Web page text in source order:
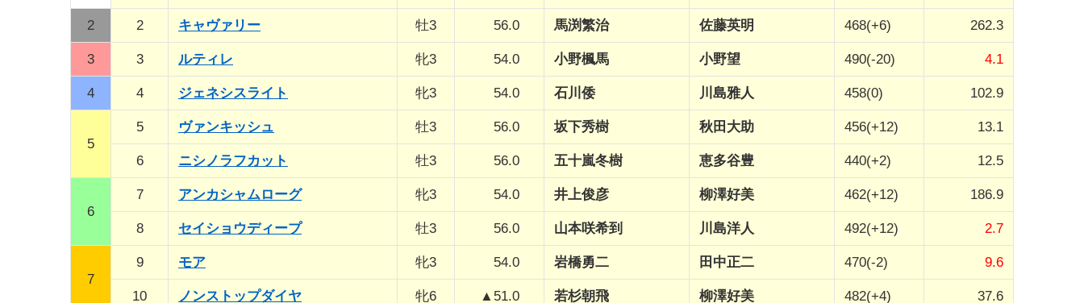
2 2 キャヴァリー 牡3 56.0 馬渕繁治 佐藤英明 468(+6) 262.3
3 3 ルティレ 牝3 54.0 小野楓馬 小野望 490(-20) 4.1
4 4 ジェネシスライト 牝3 54.0 石川倭 川島雅人 458(0) 102.9
5
5 ヴァンキッシュ 牡3 56.0 坂下秀樹 秋田大助 456(+12) 13.1
6 ニシノラフカット 牡3 56.0 五十嵐冬樹 恵多谷豊 440(+2) 12.5
6
7 アンカシャムローグ 牝3 54.0 井上俊彦 柳澤好美 462(+12) 186.9
8 セイショウディープ 牡3 56.0 山本咲希到 川島洋人 492(+12) 2.7
7
9 モア 牝3 54.0 岩橋勇二 田中正二 470(-2) 9.6
10 ノンストップダイヤ 牝6 ▲51.0 若杉朝飛 柳澤好美 482(+4) 37.6